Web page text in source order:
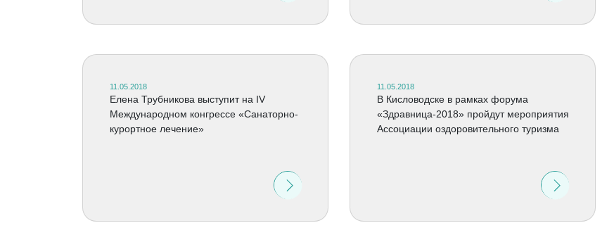
11.05.2018
Елена Трубникова выступит на IV
Международном конгрессе «Санаторно-
курортное лечение»
11.05.2018
В Кисловодске в рамках форума
«Здравница-2018» пройдут мероприятия
Ассоциации оздоровительного туризма